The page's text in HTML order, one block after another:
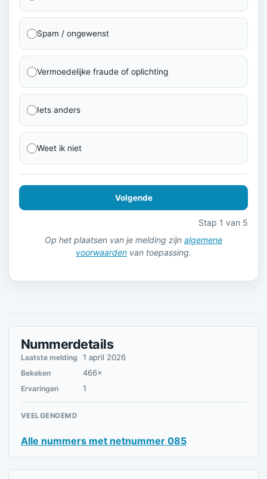
Spam / ongewenst
Vermoedelijke fraude of oplichting
Iets anders
Weet ik niet
Volgende
Stap 1 van 5
Op het plaatsen van je melding zijn algemene
voorwaarden van toepassing.
Nummerdetails
Laatste melding 1 april 2026
Bekeken 466×
Ervaringen 1
VEELGENOEMD
Alle nummers met netnummer 085